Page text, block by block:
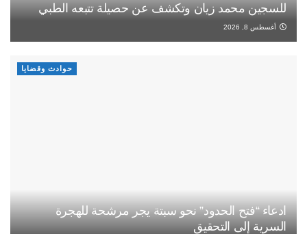
للسجين محمد زيان وتكشف عن حصيلة تتبعه الطبي
أغسطس 8, 2026
حوادث وقضايا
ادعاء “فتح الحدود” نحو سبتة يجر مرشحة للهجرة
السرية إلى التحقيق